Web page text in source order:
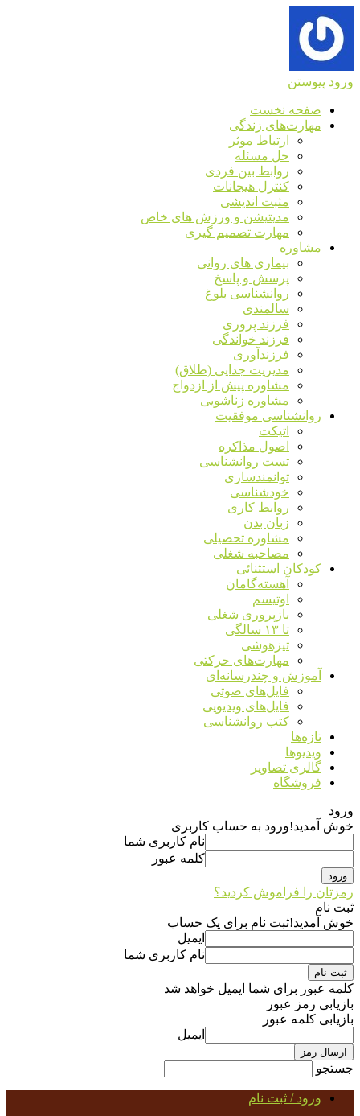
ورود پیوستن
صفحه نخست
مهارت‌های زندگی
ارتباط موثر
حل مسئله
روابط بین فردی
کنترل هیجانات
مثبت اندیشی
مدیتیشن و ورزش های خاص
مهارت تصمیم گیری
مشاوره
بیماری های روانی
پرسش و پاسخ
روانشناسی بلوغ
سالمندی
فرزند پروری
فرزند خواندگی
فرزندآوری
مدیریت جدایی (طلاق)
مشاوره پیش از ازدواج
مشاوره زناشویی
روانشناسی موفقیت
اتیکت
اصول مذاکره
تست روانشناسی
توانمندسازی
خودشناسی
روابط کاری
زبان بدن
مشاوره تحصیلی
مصاحبه شغلی
کودکان استثنائی
آهسته‌گامان
اوتیسم
بازپروری شغلی
تا ۱۳ سالگی
تیزهوشی
مهارت‌های حرکتی
آموزش و چندرسانه‌ای
فایل‌های صوتی
فایل‌های ویدیویی
کتب روانشناسی
تازه‌ها
ویدیوها
گالری تصاویر
فروشگاه
ورود
خوش آمدید!ورود به حساب کاربری
نام کاربری شما
کلمه عبور
رمزتان را فراموش کردید؟
ثبت نام
خوش آمدید!ثبت نام برای یک حساب
ایمیل
نام کاربری شما
کلمه عبور برای شما ایمیل خواهد شد
بازیابی رمز عبور
بازیابی کلمه عبور
ایمیل
جستجو
ورود / ثبت نام